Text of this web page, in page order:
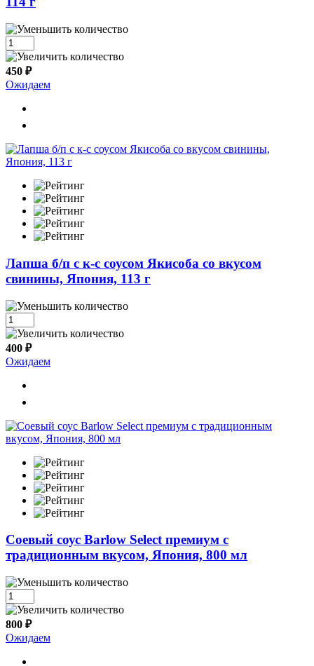
450 ₽
Ожидаем
Лапша б/п с к-с соусом Якисоба со вкусом
свинины, Япония, 113 г
400 ₽
Ожидаем
Cоевый соус Barlow Select премиум с
традиционным вкусом, Япония, 800 мл
800 ₽
Ожидаем